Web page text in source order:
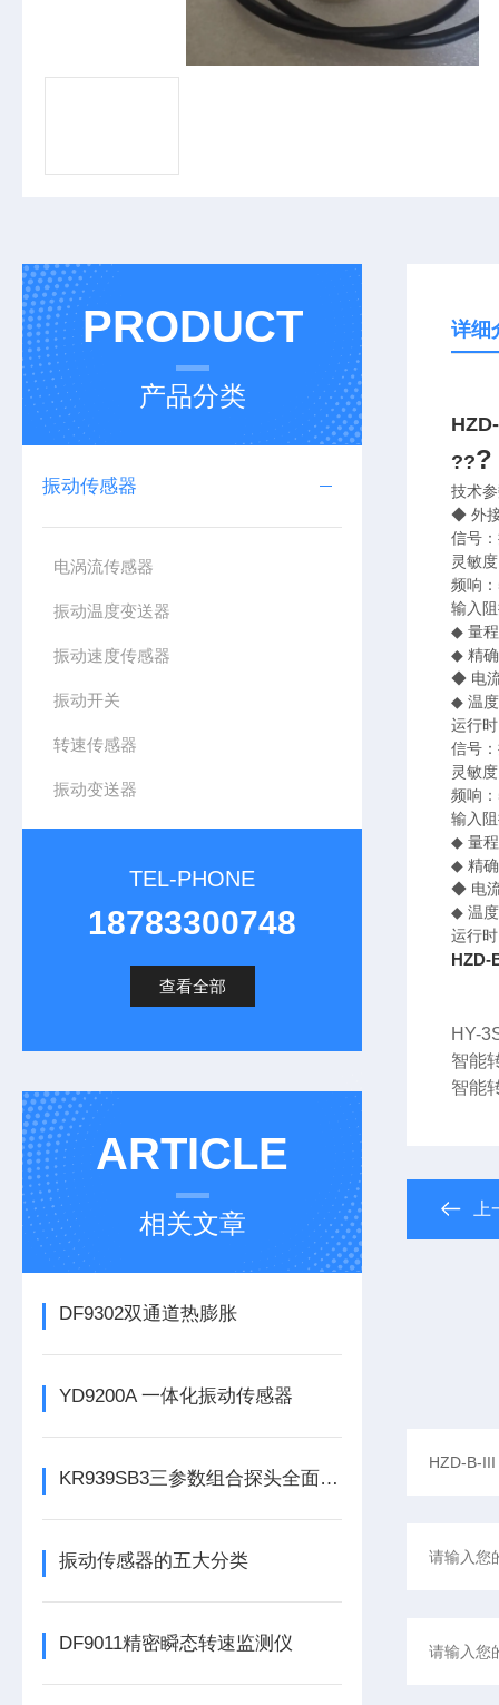
PRODUCT
产品分类
振动传感器
电涡流传感器
振动温度变送器
振动速度传感器
振动开关
转速传感器
振动变送器
TEL-PHONE
18783300748
查看全部
ARTICLE
相关文章
DF9302双通道热膨胀
YD9200A 一体化振动传感器
KR939SB3三参数组合探头全面解析
振动传感器的五大分类
DF9011精密瞬态转速监测仪
详细
???
技术
◆ 外接
信号
灵敏
频响
输入
◆ 量
◆ 精
◆ 电
◆ 温
运行
信号
灵敏
频响
输入
◆ 量
◆ 精
◆ 电
◆ 温
运行
HZD-
HY-
智能
智能